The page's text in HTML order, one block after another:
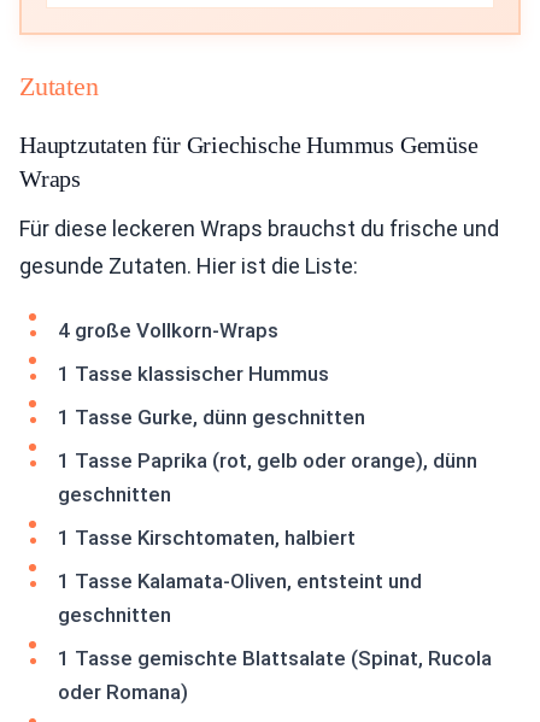
Zutaten
Hauptzutaten für Griechische Hummus Gemüse
Wraps
Für diese leckeren Wraps brauchst du frische und
gesunde Zutaten. Hier ist die Liste:
4 große Vollkorn-Wraps
1 Tasse klassischer Hummus
1 Tasse Gurke, dünn geschnitten
1 Tasse Paprika (rot, gelb oder orange), dünn
geschnitten
1 Tasse Kirschtomaten, halbiert
1 Tasse Kalamata-Oliven, entsteint und
geschnitten
1 Tasse gemischte Blattsalate (Spinat, Rucola
oder Romana)